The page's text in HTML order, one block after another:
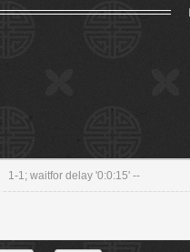
1-1; waitfor delay '0:0:15' --